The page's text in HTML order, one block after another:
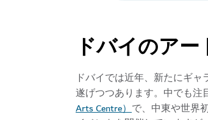
ドバイのア
ドバイでは近年、新たにギ
遂げつつあります。中でも注
Arts Centre）で、中東や世界